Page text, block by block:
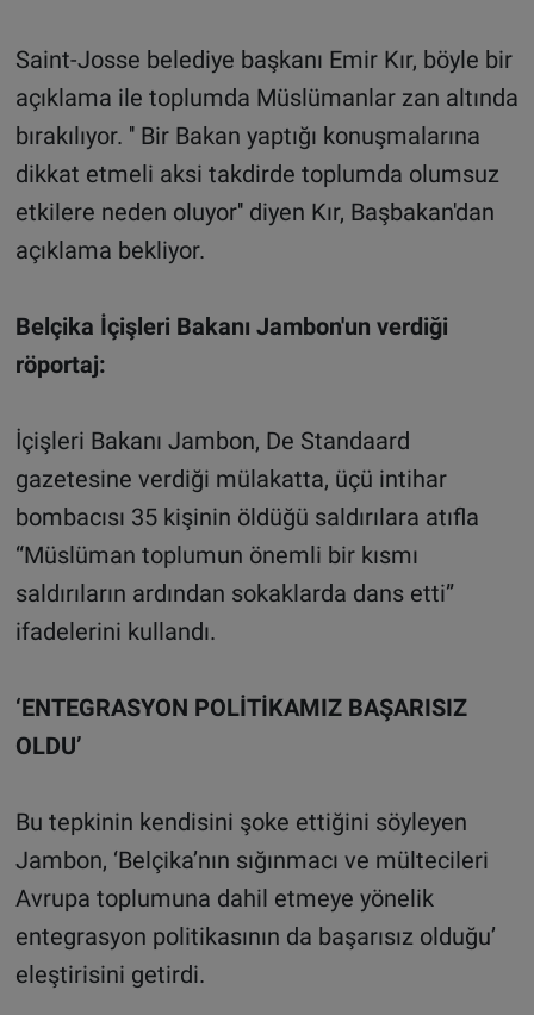
Saint-Josse belediye başkanı Emir Kır, böyle bir
açıklama ile toplumda Müslümanlar zan altında
bırakılıyor. '' Bir Bakan yaptığı konuşmalarına
dikkat etmeli aksi takdirde toplumda olumsuz
etkilere neden oluyor'' diyen Kır, Başbakan'dan
açıklama bekliyor.
Belçika İçişleri Bakanı Jambon'un verdiği
röportaj:
İçişleri Bakanı Jambon, De Standaard
gazetesine verdiği mülakatta, üçü intihar
bombacısı 35 kişinin öldüğü saldırılara atıfla
“Müslüman toplumun önemli bir kısmı
saldırıların ardından sokaklarda dans etti”
ifadelerini kullandı.
‘ENTEGRASYON POLİTİKAMIZ BAŞARISIZ
OLDU’
Bu tepkinin kendisini şoke ettiğini söyleyen
Jambon, ‘Belçika’nın sığınmacı ve mültecileri
Avrupa toplumuna dahil etmeye yönelik
entegrasyon politikasının da başarısız olduğu’
eleştirisini getirdi.